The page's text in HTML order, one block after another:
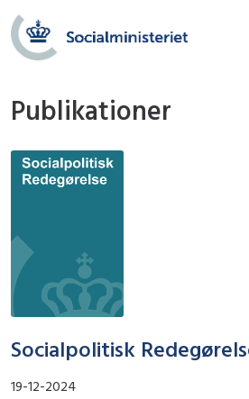
Publikationer
Socialpolitisk
19-12-2024